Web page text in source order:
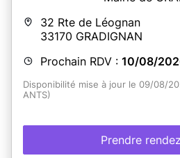
32 Rte de Léognan
33170 GRADIGNAN
Prochain RDV : 10/08/
Disponibilité mise à jour le 09/08/
ANTS)
Prendre